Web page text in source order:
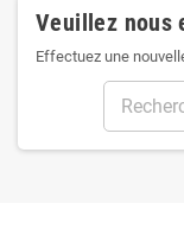
Veuillez nous
Effectuez une